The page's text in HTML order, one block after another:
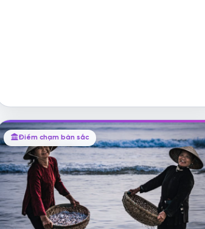
Điểm chạm bản sắc